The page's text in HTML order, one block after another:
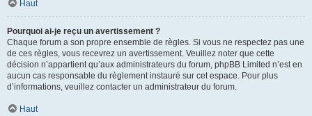
Haut
Pourquoi ai-je reçu un avertissement ?
Chaque forum a son propre ensemble de règles. Si vous ne respectez pas une
de ces règles, vous recevrez un avertissement. Veuillez noter que cette
décision n’appartient qu’aux administrateurs du forum, phpBB Limited n’est en
aucun cas responsable du règlement instauré sur cet espace. Pour plus
d’informations, veuillez contacter un administrateur du forum.
Haut